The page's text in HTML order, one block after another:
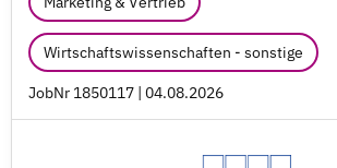
Wirtschaftswissenschaften - sonstige
JobNr 1850117 | 04.08.2026